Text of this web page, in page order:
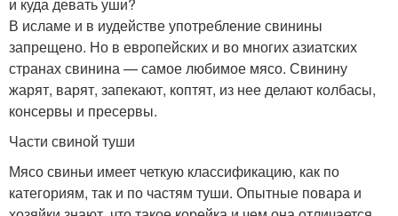
В исламе и в иудействе употребление свинины
запрещено. Но в европейских и во многих азиатских
странах свинина — самое любимое мясо. Свинину
жарят, варят, запекают, коптят, из нее делают колбасы,
консервы и пресервы.
Части свиной туши
Мясо свиньи имеет четкую классификацию, как по
категориям, так и по частям туши. Опытные повара и